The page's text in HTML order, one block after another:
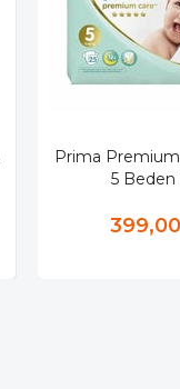
Prima
5 Beden